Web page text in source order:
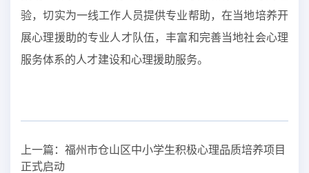
验，切实为一线工作人员提供专业帮助，在当地培养开
展心理援助的专业人才队伍，丰富和完善当地社会心理
服务体系的人才建设和心理援助服务。
上一篇： 福州市仓山区中小学生积极心理品质培养项目
正式启动